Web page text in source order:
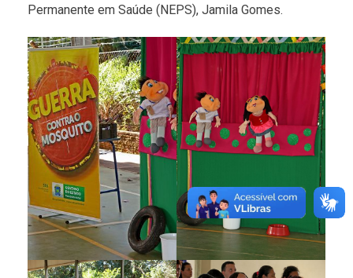
Permanente em Saúde (NEPS), Jamila Gomes.